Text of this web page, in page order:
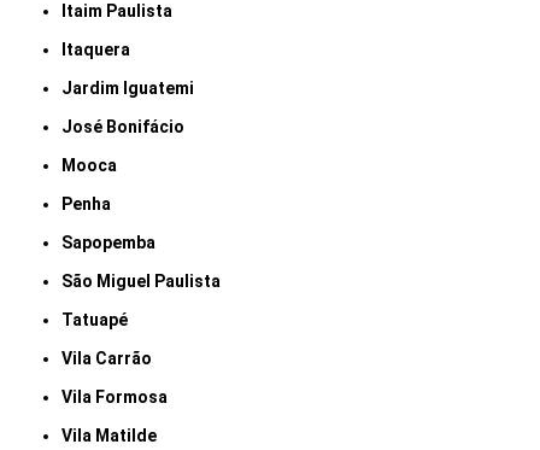
Itaim Paulista
Itaquera
Jardim Iguatemi
José Bonifácio
Mooca
Penha
Sapopemba
São Miguel Paulista
Tatuapé
Vila Carrão
Vila Formosa
Vila Matilde